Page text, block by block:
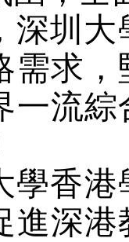
深圳大
需求
一流
學香港
進深